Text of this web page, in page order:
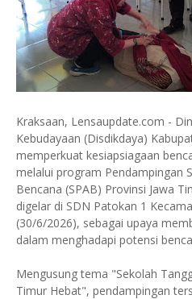
Kraksaan, Lensaupdate.com -
Kebudayaan (Disdikdaya)
memperkuat kesiapsiagaan
melalui program Pendampingan
Bencana (SPAB) Provinsi Jawa
digelar di SDN Patokan 1
(30/6/2026), sebagai upaya
dalam menghadapi potensi
Mengusung tema "Sekolah
Timur Hebat", pendampingan